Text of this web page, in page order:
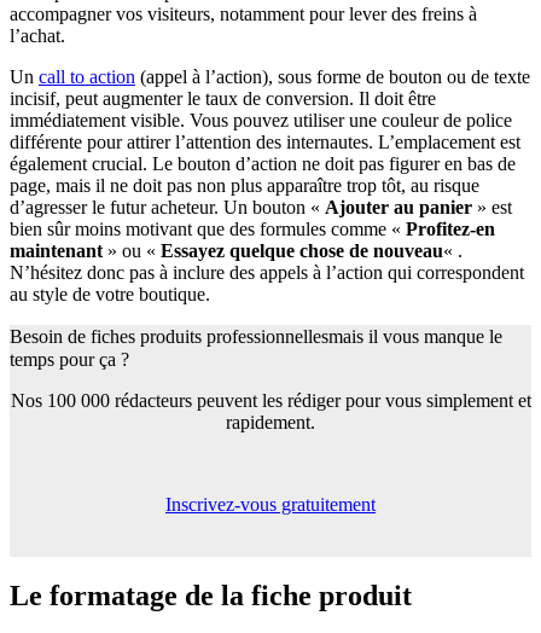
accompagner vos visiteurs, notamment pour lever des freins à
l’achat.
Un call to action (appel à l’action), sous forme de bouton ou de texte
incisif, peut augmenter le taux de conversion. Il doit être
immédiatement visible. Vous pouvez utiliser une couleur de police
différente pour attirer l’attention des internautes. L’emplacement est
également crucial. Le bouton d’action ne doit pas figurer en bas de
page, mais il ne doit pas non plus apparaître trop tôt, au risque
d’agresser le futur acheteur. Un bouton « Ajouter au panier » est
bien sûr moins motivant que des formules comme « Profitez-en
maintenant » ou « Essayez quelque chose de nouveau« .
N’hésitez donc pas à inclure des appels à l’action qui correspondent
au style de votre boutique.
Besoin de fiches produits professionnellesmais il vous manque le
temps pour ça ?
Nos 100 000 rédacteurs peuvent les rédiger pour vous simplement et
rapidement.
Inscrivez-vous gratuitement
Le formatage de la fiche produit